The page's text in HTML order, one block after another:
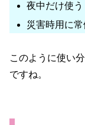
夜中だけ使う
災害時用に常
このように使い
ですね。